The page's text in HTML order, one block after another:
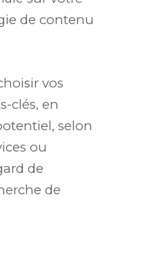
de contenu
vos
clés, en
selon
ou
de
de